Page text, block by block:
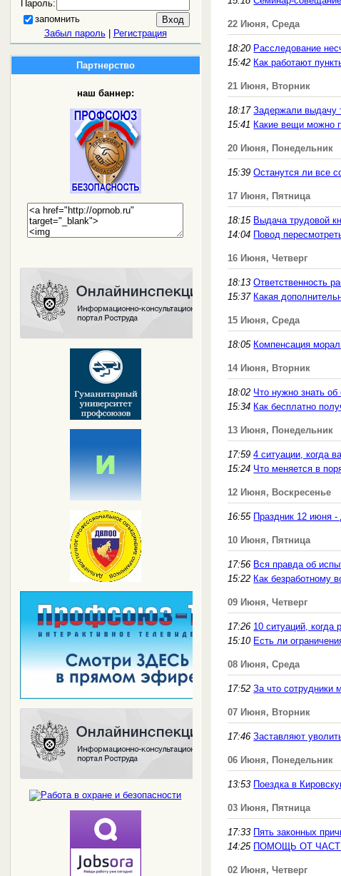
Пароль:
запомнить
Забыл пароль| Регистрация
Партнерство
наш баннер:
22 Июня, Среда
18:20 Расследование
15:42 Как работают
21 Июня, Вторник
18:17 Задержали выдачу
15:41 Какие вещи можно
20 Июня, Понедельник
15:39 Останутся ли все
17 Июня, Пятница
18:15 Выдача трудовой
14:04 Повод
16 Июня, Четверг
18:13 Ответственность
15:37 Какая
15 Июня, Среда
18:05 Компенсация
14 Июня, Вторник
18:02 Что нужно знать об
15:34 Как бесплатно
13 Июня, Понедельник
17:59 4 ситуации, когда
15:24 Что меняется в
12 Июня, Воскресенье
16:55 Праздник 12 июня -
10 Июня, Пятница
17:56 Вся правда об
15:22 Как безработному
09 Июня, Четверг
17:26 10 ситуаций, когда
15:10 Есть ли
08 Июня, Среда
17:52 За что сотрудники
07 Июня, Вторник
17:46 Заставляют
06 Июня, Понедельник
13:53 Поездка в
03 Июня, Пятница
17:33 Пять законных
14:25 ПОМОЩЬ ОТ
02 Июня, Четверг